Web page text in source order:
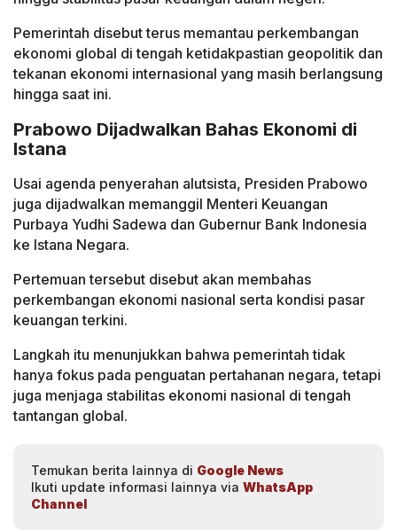
Pemerintah disebut terus memantau perkembangan
ekonomi global di tengah ketidakpastian geopolitik dan
tekanan ekonomi internasional yang masih berlangsung
hingga saat ini.
Prabowo Dijadwalkan Bahas Ekonomi di
Istana
Usai agenda penyerahan alutsista, Presiden Prabowo
juga dijadwalkan memanggil Menteri Keuangan
Purbaya Yudhi Sadewa dan Gubernur Bank Indonesia
ke Istana Negara.
Pertemuan tersebut disebut akan membahas
perkembangan ekonomi nasional serta kondisi pasar
keuangan terkini.
Langkah itu menunjukkan bahwa pemerintah tidak
hanya fokus pada penguatan pertahanan negara, tetapi
juga menjaga stabilitas ekonomi nasional di tengah
tantangan global.
Temukan berita lainnya di Google News
Ikuti update informasi lainnya via WhatsApp
Channel